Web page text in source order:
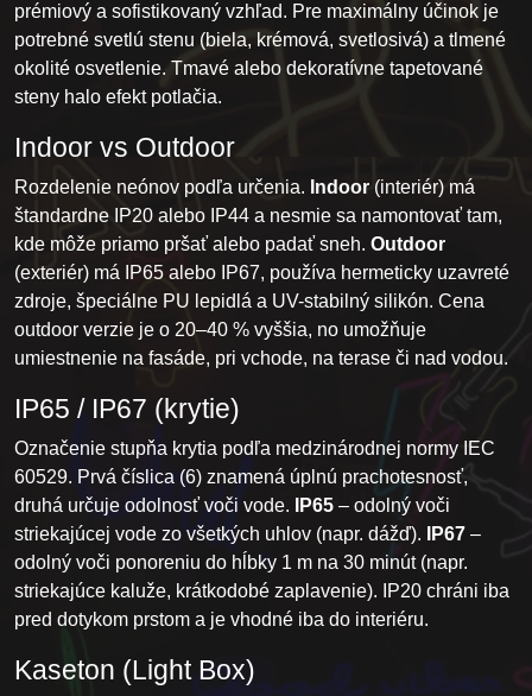
prémiový a sofistikovaný vzhľad. Pre maximálny účinok je
potrebné svetlú stenu (biela, krémová, svetlosivá) a tlmené
okolité osvetlenie. Tmavé alebo dekoratívne tapetované
steny halo efekt potlačia.
Indoor vs Outdoor
Rozdelenie neónov podľa určenia. Indoor (interiér) má
štandardne IP20 alebo IP44 a nesmie sa namontovať tam,
kde môže priamo pršať alebo padať sneh. Outdoor
(exteriér) má IP65 alebo IP67, používa hermeticky uzavreté
zdroje, špeciálne PU lepidlá a UV-stabilný silikón. Cena
outdoor verzie je o 20–40 % vyššia, no umožňuje
umiestnenie na fasáde, pri vchode, na terase či nad vodou.
IP65 / IP67 (krytie)
Označenie stupňa krytia podľa medzinárodnej normy IEC
60529. Prvá číslica (6) znamená úplnú prachotesnosť,
druhá určuje odolnosť voči vode.
IP65 – odolný voči
striekajúcej vode zo všetkých uhlov (napr. dážď).
IP67 –
odolný voči ponoreniu do hĺbky 1 m na 30 minút (napr.
striekajúce kaluže, krátkodobé zaplavenie). IP20 chráni iba
pred dotykom prstom a je vhodné iba do interiéru.
Kaseton (Light Box)